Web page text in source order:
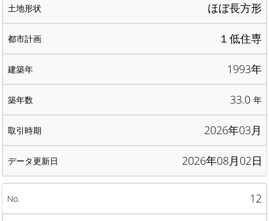
ほぼ長方形
１低住専
1993年
33.0 年
2026年03月
2026年08月02日
12